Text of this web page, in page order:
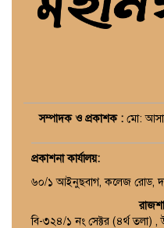
সম্পাদক ও প্রকাশক : মো:
প্রকাশনা কার্যালয়:
৬০/১ আইনুছবাগ, কলেজ রোড,
বি-৩২৪/১ নং সেক্টর (৪র্থ তলা) ,